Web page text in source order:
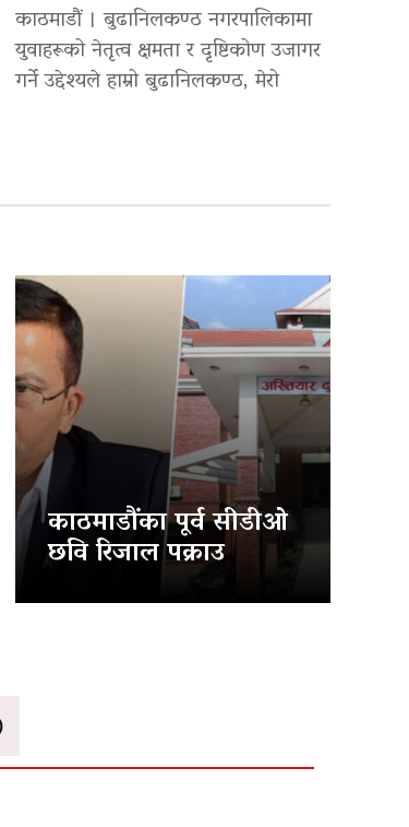
काठमाडौं । बुढानिलकण्ठ नगरपालिकामा
युवाहरूको नेतृत्व क्षमता र दृष्टिकोण उजागर
गर्ने उद्देश्यले हाम्रो बुढानिलकण्ठ, मेरो
काठमाडौंका पूर्व सीडीओ
छवि रिजाल पक्राउ